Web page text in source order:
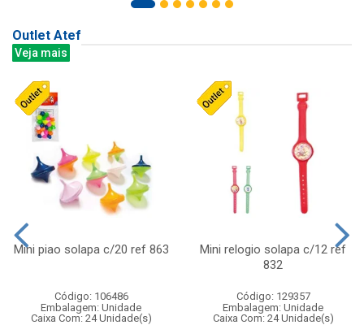
Outlet Atef
Veja mais
Mini piao solapa c/20 ref 863
Código: 106486
Embalagem: Unidade
Caixa Com: 24 Unidade(s)
Mini relogio solapa c/12 ref
832
Código: 129357
Embalagem: Unidade
Caixa Com: 24 Unidade(s)